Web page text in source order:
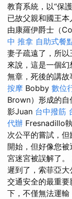
教育系統，以“保
已故父親和國王本
由康羅伊爵士（
中 推拿 自助式餐
妻子疏遠了，所
來說，這是一個
無章，死後的講故
按摩 Bobby 數位
Brown）形成的自
影Juan 台中撥筋
代辦 Fresnadillo
次公平的嘗試，但
開始，但好像您
宮迷宮被誤解了。
遲到了，索菲亞
交通安全的最重
下，不僅無法運